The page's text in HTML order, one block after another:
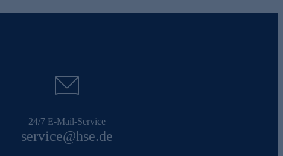
24/7 E-Mail-Service
service@hse.de